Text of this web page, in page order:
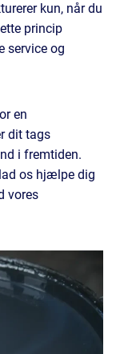
kun, når du
princip
service og
en
dit tags
i fremtiden.
os hjælpe dig
vores